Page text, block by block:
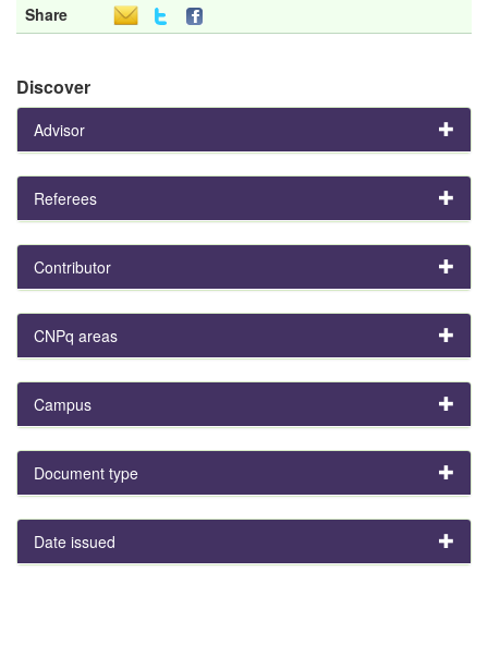
Share
Discover
Advisor
Referees
Contributor
CNPq areas
Campus
Document type
Date issued